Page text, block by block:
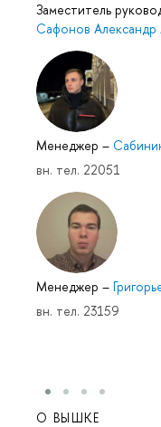
Заместитель
Сафонов Александр
Менеджер –
вн. тел. 22051
Менеджер –
вн. тел. 23159
О ВЫШКЕ